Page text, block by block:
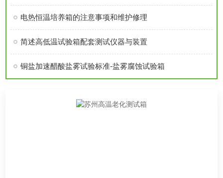
电热恒温培养箱的注意事项和维护修理
简述高低温试验箱配套测试仪器与装置
铜盐加速醋酸盐雾试验标准-盐雾腐蚀试验箱